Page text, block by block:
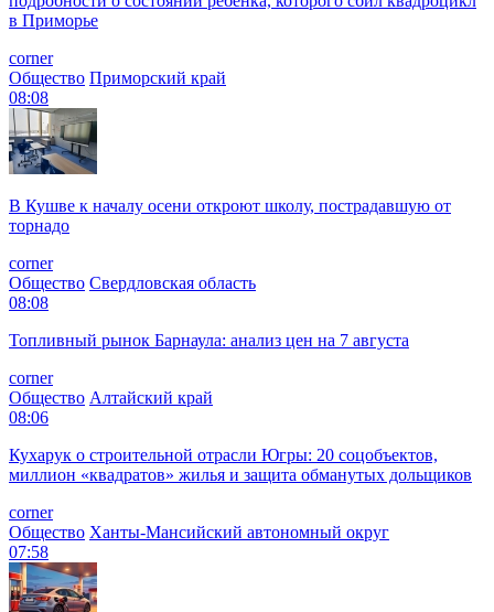
в Приморье
corner
Общество Приморский край
08:08
В Кушве к началу осени откроют школу, пострадавшую от
торнадо
corner
Общество Свердловская область
08:08
Топливный рынок Барнаула: анализ цен на 7 августа
corner
Общество Алтайский край
08:06
Кухарук о строительной отрасли Югры: 20 соцобъектов,
миллион «квадратов» жилья и защита обманутых дольщиков
corner
Общество Ханты-Мансийский автономный округ
07:58